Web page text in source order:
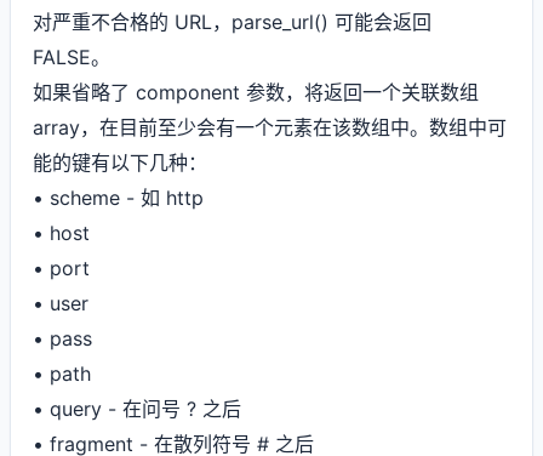
对严重不合格的 URL，parse_url() 可能会返回
FALSE。
如果省略了 component 参数，将返回一个关联数组
array，在目前至少会有一个元素在该数组中。数组中可
能的键有以下几种：
• scheme - 如 http
• host
• port
• user
• pass
• path
• query - 在问号 ? 之后
• fragment - 在散列符号 # 之后